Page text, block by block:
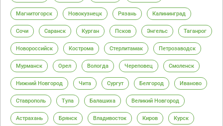
Магнитогорск Новокузнецк Рязань Калининград
Сочи Саранск Курган Псков Энгельс Таганрог
Новороссийск Кострома Стерлитамак Петрозаводск
Мурманск Орел Вологда Череповец Смоленск
Нижний Новгород Чита Сургут Белгород Иваново
Ставрополь Тула Балашиха Великий Новгород
Астрахань Брянск Владивосток Киров Курск